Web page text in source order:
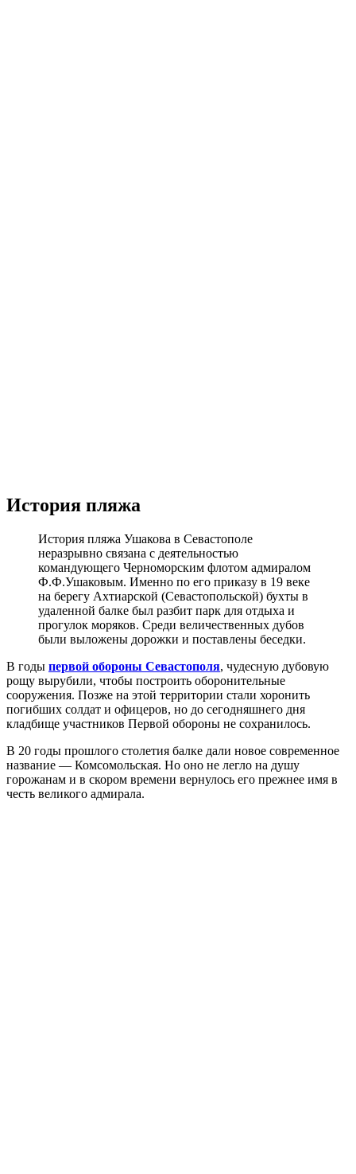
История пляжа
История пляжа Ушакова в Севастополе
неразрывно связана с деятельностью
командующего Черноморским флотом адмиралом
Ф.Ф.Ушаковым. Именно по его приказу в 19 веке
на берегу Ахтиарской (Севастопольской) бухты в
удаленной балке был разбит парк для отдыха и
прогулок моряков. Среди величественных дубов
были выложены дорожки и поставлены беседки.
В годы первой обороны Севастополя, чудесную дубовую
рощу вырубили, чтобы построить оборонительные
сооружения. Позже на этой территории стали хоронить
погибших солдат и офицеров, но до сегодняшнего дня
кладбище участников Первой обороны не сохранилось.
В 20 годы прошлого столетия балке дали новое современное
название — Комсомольская. Но оно не легло на душу
горожанам и в скором времени вернулось его прежнее имя в
честь великого адмирала.